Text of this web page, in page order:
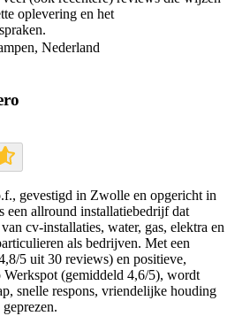
oplevering en het
Nederland
gevestigd in Zwolle en opgericht in
een allround installatiebedrijf dat
cv-installaties, water, gas, elektra en
als bedrijven. Met een
5 uit 30 reviews) en positieve,
Werkspot (gemiddeld 4,6/5), wordt
snelle respons, vriendelijke houding